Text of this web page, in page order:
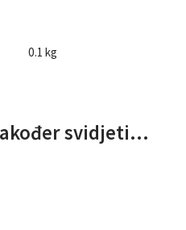
0.1 kg
svidjeti…